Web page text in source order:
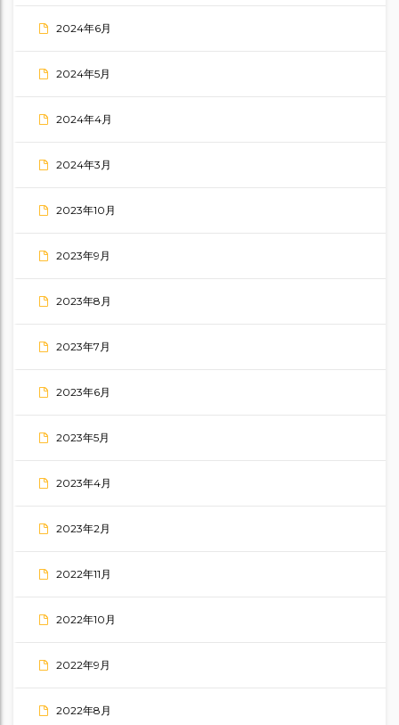
2024年6月
2024年5月
2024年4月
2024年3月
2023年10月
2023年9月
2023年8月
2023年7月
2023年6月
2023年5月
2023年4月
2023年2月
2022年11月
2022年10月
2022年9月
2022年8月